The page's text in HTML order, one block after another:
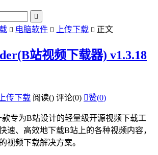

 电脑软件  上传下载  正文
站视频下载器) v1.3.18
上传下载 阅读() 评论(0) 赞(0)
款专为B站设计的轻量级开源视频下载工
速、高效地下载B站上的各种视频内容，
视频下载解决方案。